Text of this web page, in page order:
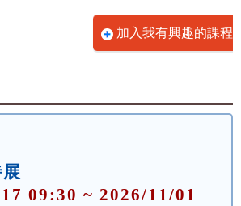
加入我有興趣的課程
09:30 ~ 2026/11/01